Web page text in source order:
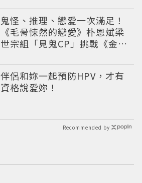
鬼怪、推理、戀愛一次滿足！
《毛骨悚然的戀愛》朴恩斌梁
世宗組「見鬼CP」挑戰《金特
伴侶和妳一起預防HPV，才有
資格說愛妳！
Recommended by